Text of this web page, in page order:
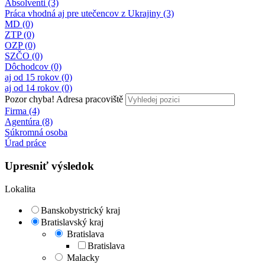
Absolventi (3)
Práca vhodná aj pre utečencov z Ukrajiny (3)
MD (0)
ZTP (0)
OZP (0)
SZČO (0)
Dôchodcov (0)
aj od 15 rokov (0)
aj od 14 rokov (0)
Pozor chyba! Adresa pracoviště
Firma (4)
Agentúra (8)
Súkromná osoba
Úrad práce
Upresniť výsledok
Lokalita
Banskobystrický kraj
Bratislavský kraj
Bratislava
Bratislava
Malacky